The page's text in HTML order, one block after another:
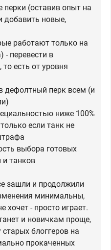
перки (оставив опыт на
добавить новые,
работают только на
- перевести в
есть от уровня
дефолтный перк всем (и
ниже 100%
если танк не
выбора готовых
танков
зашли и продолжили
минимальны,
хочет - просто играет.
и новичкам проще,
блоггеров на
прокаченных